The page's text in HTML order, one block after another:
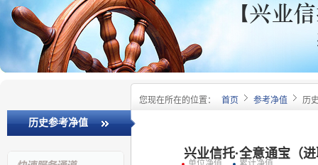
您现在所在的位置： 首页 参考净值 历
历史参考净值